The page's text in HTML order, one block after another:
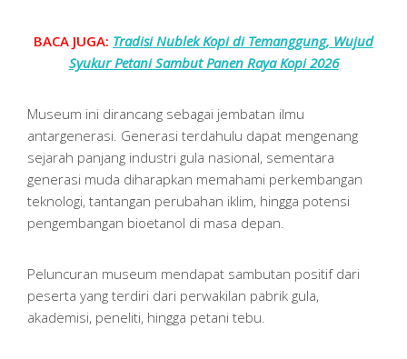
BACA JUGA: Tradisi Nublek Kopi di Temanggung, Wujud
Syukur Petani Sambut Panen Raya Kopi 2026
Museum ini dirancang sebagai jembatan ilmu
antargenerasi. Generasi terdahulu dapat mengenang
sejarah panjang industri gula nasional, sementara
generasi muda diharapkan memahami perkembangan
teknologi, tantangan perubahan iklim, hingga potensi
pengembangan bioetanol di masa depan.
Peluncuran museum mendapat sambutan positif dari
peserta yang terdiri dari perwakilan pabrik gula,
akademisi, peneliti, hingga petani tebu.